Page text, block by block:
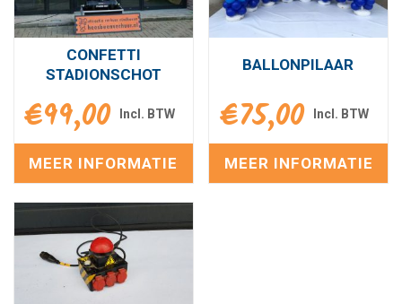
CONFETTI
STADIONSCHOT
€99,00
MEER INFORMATIE
BALLONPILAAR
€75,00
MEER INFORMATIE